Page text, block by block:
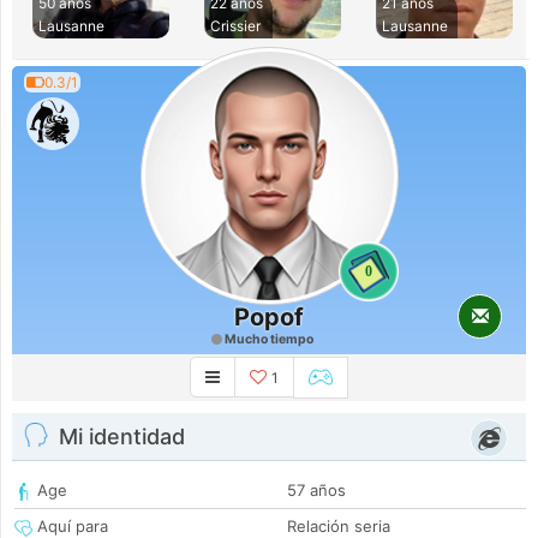
Lausanne
Crissier
Lausanne
0.3/1
0
Popof
Mucho tiempo
1
Mi identidad
Age
57 años
Aquí para
Relación seria